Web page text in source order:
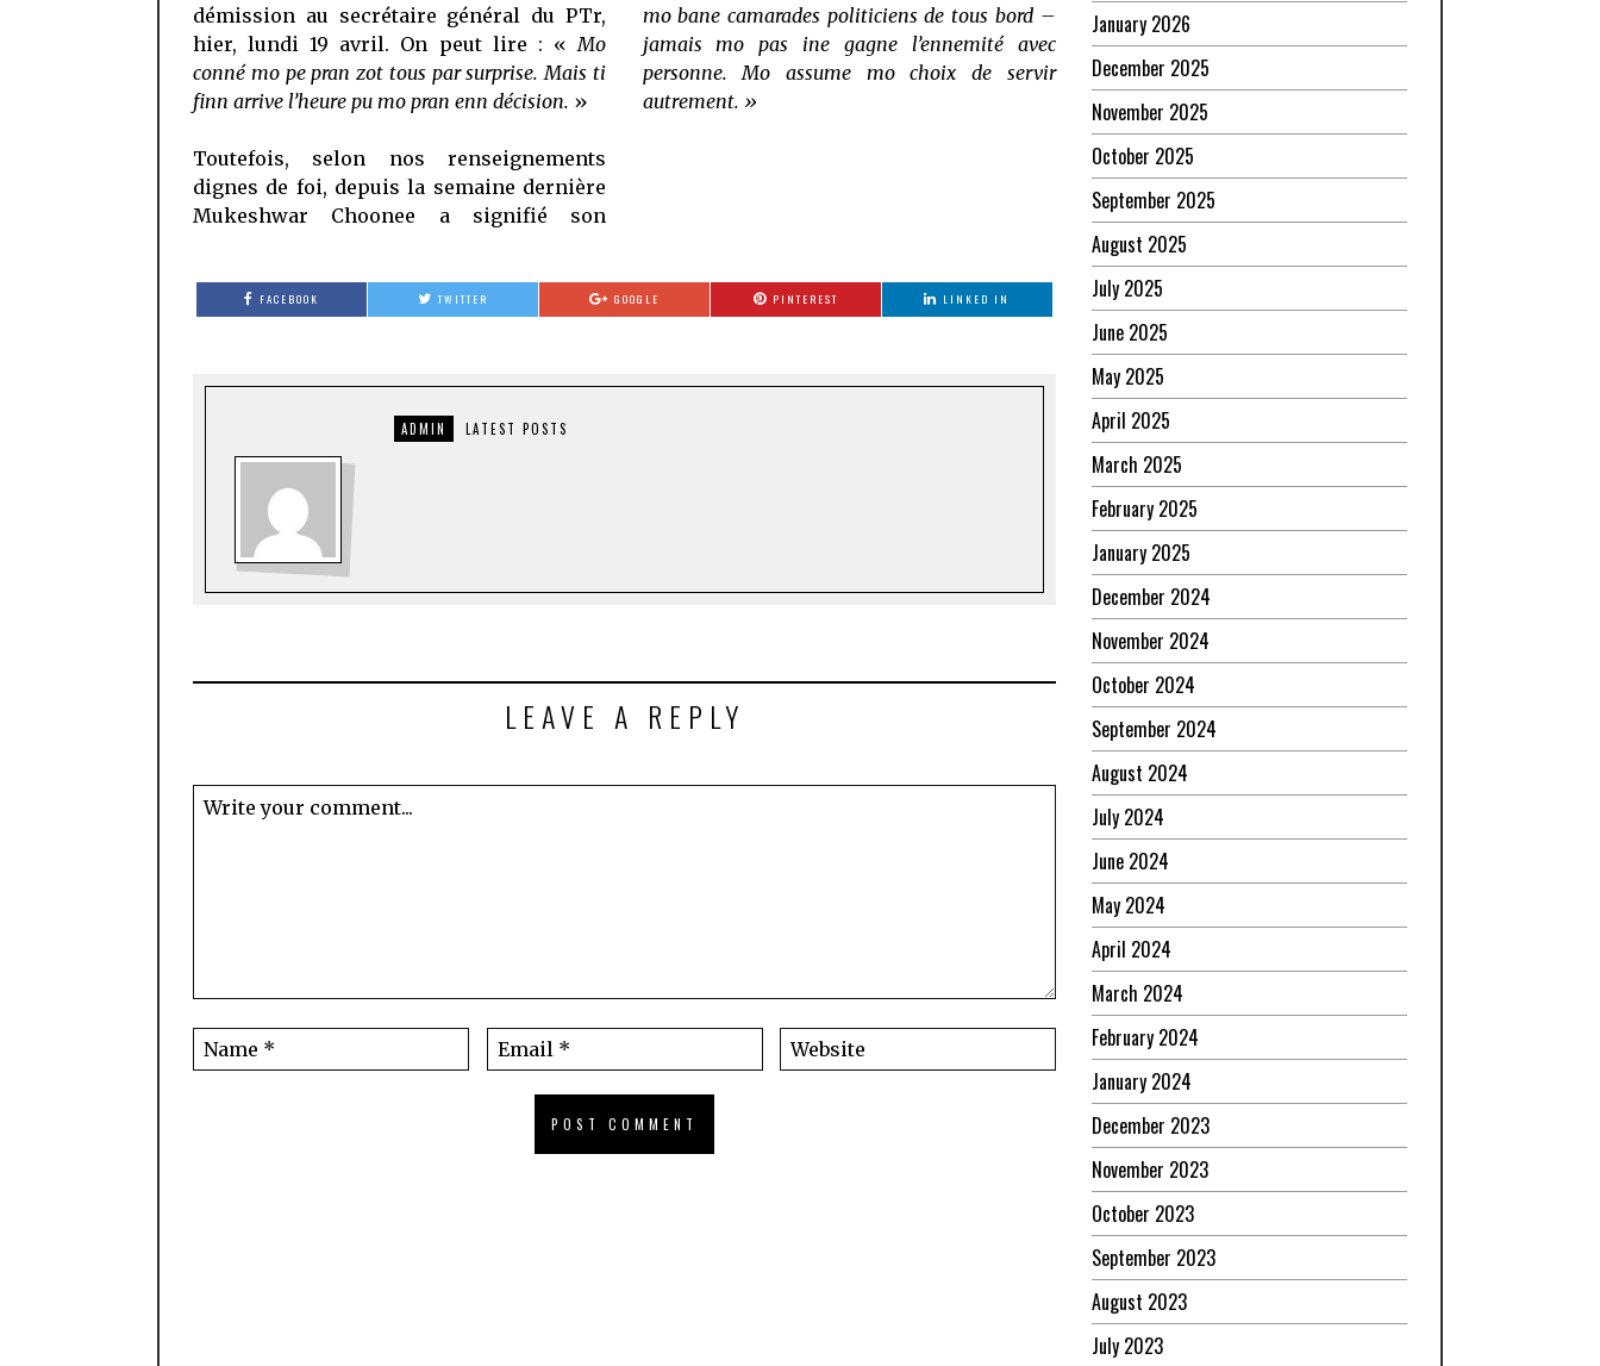
démission au secrétaire général du PTr,
hier, lundi 19 avril. On peut lire : «Mo
conné mo pe pran zot tous par surprise. Mais ti
finn arrive l’heure pu mo pran enn décision. »
Toutefois, selon nos renseignements
dignes de foi, depuis la semaine dernière
Mukeshwar Choonee a signifié son
mo bane camarades politiciens de tous bord –
jamais mo pas ine gagne l’ennemité avec
personne. Mo assume mo choix de servir
autrement. »
FACEBOOK TWITTER GOOGLE PINTEREST LINKED IN
ADMIN LATEST POSTS
LEAVE A REPLY
January 2026
December 2025
November 2025
October 2025
September 2025
August 2025
July 2025
June 2025
May 2025
April 2025
March 2025
February 2025
January 2025
December 2024
November 2024
October 2024
September 2024
August 2024
July 2024
June 2024
May 2024
April 2024
March 2024
February 2024
January 2024
December 2023
November 2023
October 2023
September 2023
August 2023
July 2023